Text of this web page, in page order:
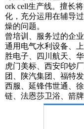
ork cell生产线。擅长
化，充分运用在辅导
燥的问题。
曾培训、服务过的企业
通用电气水利设备、
胜电子、四川航天、
虎门美标、西安印钞
团、陕汽集团、福特
西服、延锋伟世通、
链、法恩莎卫浴、箭